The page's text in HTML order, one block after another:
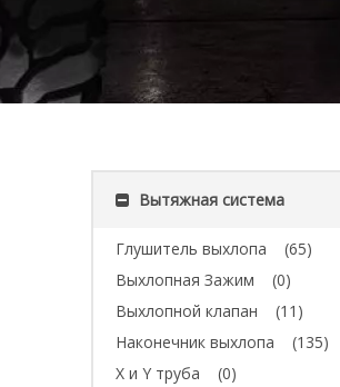
Вытяжная система
Глушитель выхлопа
(65)
Выхлопная Зажим
(0)
Выхлопной клапан
(11)
Наконечник выхлопа
(135)
X и Y труба
(0)